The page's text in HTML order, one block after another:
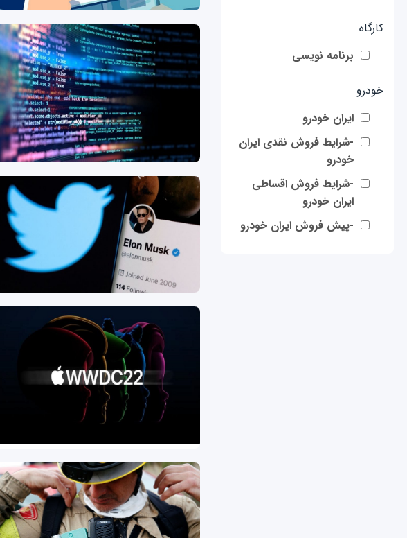
کارگاه
برنامه نویسی
خودرو
ایران خودرو
-شرایط فروش نقدی ایران
خودرو
-شرایط فروش اقساطی
ایران خودرو
-پیش فروش ایران خودرو